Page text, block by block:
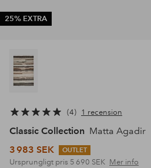
25% EXTRA
4 1 recension
Classic Collection Matta Agadir
3 983 SEK
OUTLET
Ursprungligt pris 5 690 SEK Mer info